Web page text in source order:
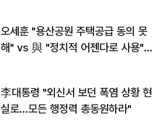
오세훈 "용산공원 주택공급 동의 못
해" vs 與 "정치적 어젠다로 사용"
李대통령 "외신서 보던 폭염 상황 현
실로…모든 행정력 총동원하라"